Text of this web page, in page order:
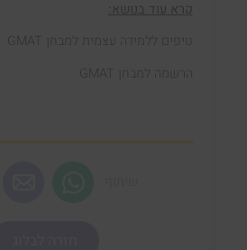
קרא עוד בנושא:
טיפים ללמידה עצמית למבחן GMAT
הרשמה למבחן GMAT